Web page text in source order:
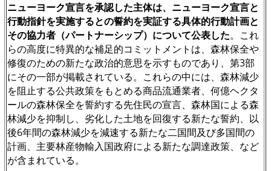
ニューヨーク宣言を承認した主体は、ニューヨーク宣言と
行動指針を実施するとの誓約を実証する具体的行動計画と
その協力者（パートナーシップ）について公表した。これ
らの高度に特異的な補足的コミットメントは、森林保全や
修復のための新たな政治的意思を示すものであり、第3部
にその一部が掲載されている。これらの中には、森林減少
を阻止する公共政策をもとめる商品流通業者、何億ヘクタ
ールの森林保全を誓約する先住民の宣言、森林国による森
林減少を抑制し、劣化した土地を回復する新たな誓約、以
後6年間の森林減少を減速する新たな二国間及び多国間の
計画、主要林産物輸入国政府による新たな調達政策、など
が含まれている。